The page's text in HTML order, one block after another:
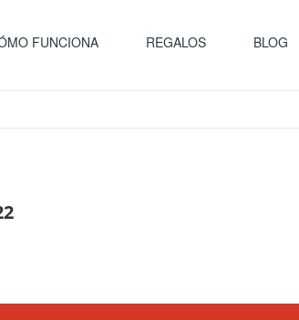
FUNCIONA REGALOS BLOG